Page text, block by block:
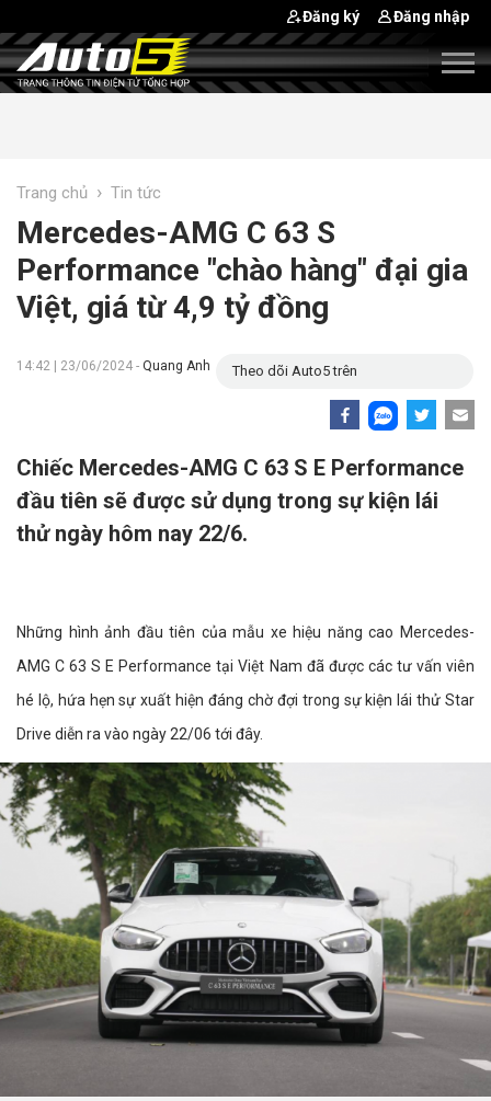
Đăng ký Đăng nhập
Trang chủ › Tin tức
Mercedes-AMG C 63 S
Performance "chào hàng" đại gia
Việt, giá từ 4,9 tỷ đồng
14:42 | 23/06/2024 - Quang Anh Theo dõi Auto5 trên
Chiếc Mercedes-AMG C 63 S E Performance
đầu tiên sẽ được sử dụng trong sự kiện lái
thử ngày hôm nay 22/6.
Những hình ảnh đầu tiên của mẫu xe hiệu năng cao Mercedes-
AMG C 63 S E Performance tại Việt Nam đã được các tư vấn viên
hé lộ, hứa hẹn sự xuất hiện đáng chờ đợi trong sự kiện lái thử Star
Drive diễn ra vào ngày 22/06 tới đây.